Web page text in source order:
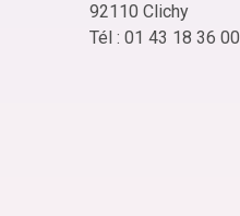
92110 Clichy
Tél : 01 43 18 36 00